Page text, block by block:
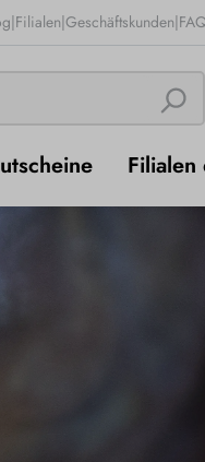
|Filialen|Geschäftskunden|
Filialen